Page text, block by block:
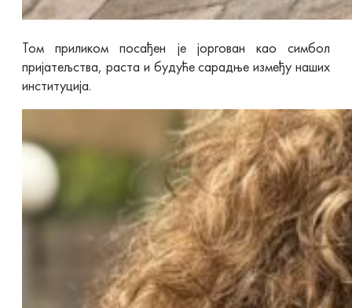
Том приликом посађен је јоргован као симбол
пријатељства, раста и будуће сарадње између наших
институција.